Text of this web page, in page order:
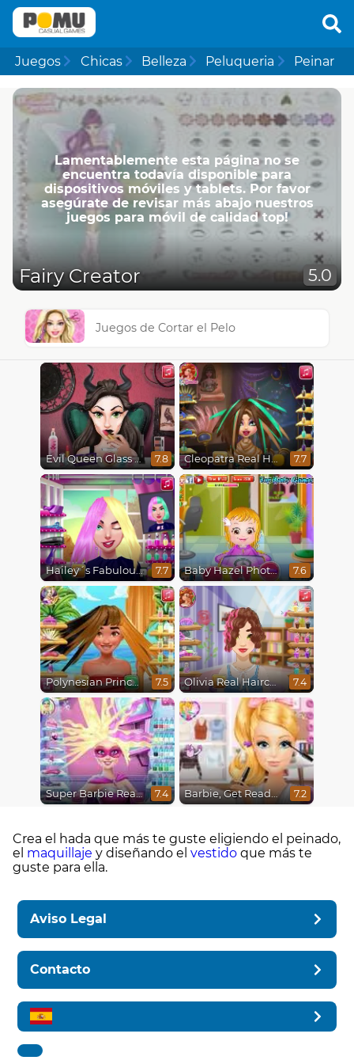
Juegos Chicas Belleza Peluqueria Peinar
Lamentablemente esta página no se
encuentra todavía disponible para
dispositivos móviles y tablets. Por favor
asegúrate de revisar más abajo nuestros
juegos para móvil de calidad top!
Fairy Creator 5.0
Juegos de Cortar el Pelo
Evil Queen Glass Skin Routine #Influencer 7.8 Cleopatra Real Haircuts 7.7
Hailey´s Fabulous Hairstyle Challenge 7.7 Baby Hazel Photoshoot 7.6
Polynesian Princess Real Haircuts 7.5 Olivia Real Haircuts 7.4
Super Barbie Real Haircuts 7.4 Barbie, Get Ready With Me 7.2
Crea el hada que más te guste eligiendo el peinado,
el maquillaje y diseñando el vestido que más te
guste para ella.
Aviso Legal
Contacto